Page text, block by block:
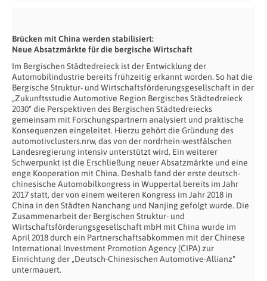
Brücken mit China werden stabilisiert:
Neue Absatzmärkte für die bergische Wirtschaft
Im Bergischen Städtedreieck ist der Entwicklung der
Automobilindustrie bereits frühzeitig erkannt worden. So hat die
Bergische Struktur- und Wirtschaftsförderungsgesellschaft in der
„Zukunftsstudie Automotive Region Bergisches Städtedreieck
2030“ die Perspektiven des Bergischen Städtedreiecks
gemeinsam mit Forschungspartnern analysiert und praktische
Konsequenzen eingeleitet. Hierzu gehört die Gründung des
automotivclusters.nrw, das von der nordrhein-westfälschen
Landesregierung intensiv unterstützt wird. Ein weiterer
Schwerpunkt ist die Erschließung neuer Absatzmärkte und eine
enge Kooperation mit China. Deshalb fand der erste deutsch-
chinesische Automobilkongress in Wuppertal bereits im Jahr
2017 statt, der von einem weiteren Kongress im Jahr 2018 in
China in den Städten Nanchang und Nanjing gefolgt wurde. Die
Zusammenarbeit der Bergischen Struktur- und
Wirtschaftsförderungsgesellschaft mbH mit China wurde im
April 2018 durch ein Partnerschaftsabkommen mit der Chinese
International Investment Promotion Agency (CIPA) zur
Einrichtung der „Deutsch-Chinesischen Automotive-Allianz“
untermauert.